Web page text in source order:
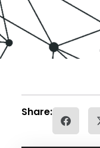
Share: